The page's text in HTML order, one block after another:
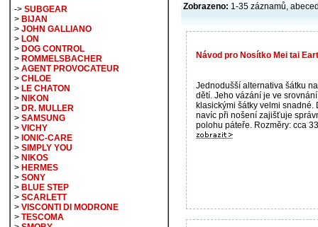
Zobrazeno: 1-35 záznamů,
Návod pro Nosítko Mei tai
Jednodušší alternativa šátku
dětí. Jeho vázání je ve
klasickými šátky velmi snadné.
navíc při nošení zajišťuje
polohu páteře. Rozměry: cca
-> SUBGEAR
> BIJAN
> JOHN GALLIANO
> LON
> DOG CONTROL
> ROMMELSBACHER
> AGENT PROVOCATEUR
> CHLOE
> LE CHATON
> NIKON
> DR. MULLER
> SAMSUNG
> VICHY
> IONIC-CARE
> SIMPLY YOU
> NIKOS
> HERMES
> SONY
> BLUE STEP
> SCARLETT
> VISCONTI DI MODRONE
> TESCOMA